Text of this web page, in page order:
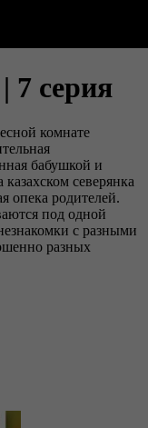
7 серия
комнате
бабушкой и
северянка
опека родителей.
под одной
с разными
разных